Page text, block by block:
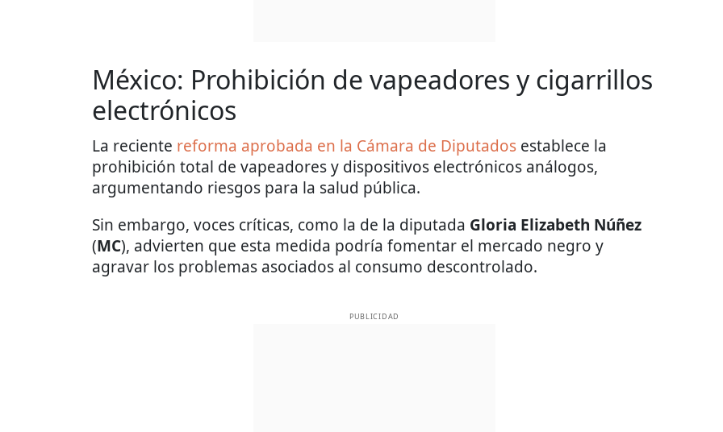
México: Prohibición de vapeadores y cigarrillos
electrónicos
La reciente reforma aprobada en la Cámara de Diputados establece la
prohibición total de vapeadores y dispositivos electrónicos análogos,
argumentando riesgos para la salud pública.
Sin embargo, voces críticas, como la de la diputada Gloria Elizabeth Núñez
(MC), advierten que esta medida podría fomentar el mercado negro y
agravar los problemas asociados al consumo descontrolado.
PUBLICIDAD